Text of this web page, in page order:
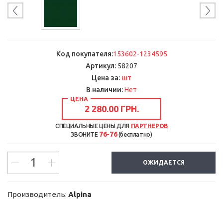
Код покупателя:153602-1234595
Артикул: 58207
Цена за: шт
В наличии:Нет
ЦЕНА
2 280.00 ГРН.
СПЕЦИАЛЬНЫЕ ЦЕНЫ ДЛЯ ПАРТНЕРОВ
ЗВОНИТЕ 76-76(бесплатно)
ОЖИДАЕТСЯ
Производитель: Alpina